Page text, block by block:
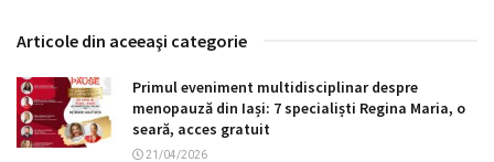
Articole din aceeaşi categorie
Primul eveniment multidisciplinar despre
menopauză din Iași: 7 specialiști Regina Maria, o
seară, acces gratuit
21/04/2026